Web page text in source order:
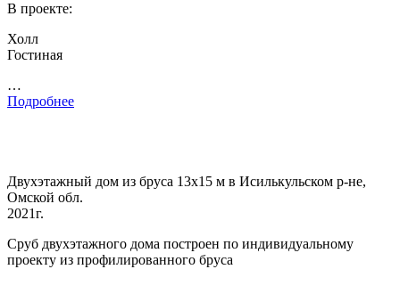
В проекте:
Холл
Гостиная
…
Подробнее
Двухэтажный дом из бруса 13х15 м в Исилькульском р-не,
Омской обл.
2021г.
Сруб двухэтажного дома построен по индивидуальному
проекту из профилированного бруса